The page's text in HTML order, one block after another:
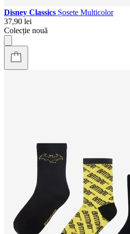
Disney Classics Șosete Multicolor
37,90 lei
Colecție nouă